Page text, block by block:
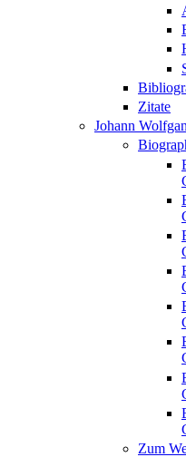
Zitate
Johann
Zum